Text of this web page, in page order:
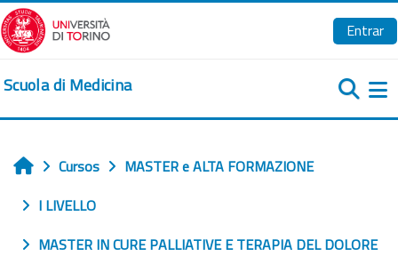
Salta al contenido principal
Entrar
Scuola di Medicina
Inicio
Cursos
MASTER e ALTA FORMAZIONE
I LIVELLO
MASTER IN CURE PALLIATIVE E TERAPIA DEL DOLORE